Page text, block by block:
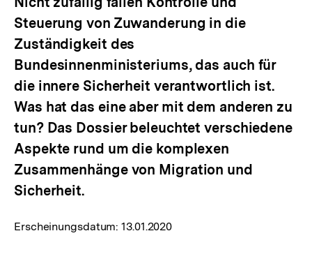
Steuerung von Zuwanderung in die
Zuständigkeit des
Bundesinnenministeriums, das auch für
die innere Sicherheit verantwortlich ist.
Was hat das eine aber mit dem anderen zu
tun? Das Dossier beleuchtet verschiedene
Aspekte rund um die komplexen
Zusammenhänge von Migration und
Sicherheit.
Erscheinungsdatum:13.01.2020